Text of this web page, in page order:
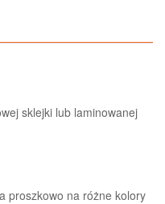
sklejki lub laminowanej
proszkowo na różne kolory